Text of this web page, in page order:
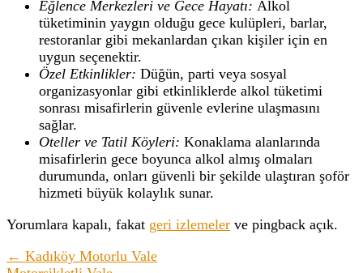
Eğlence Merkezleri ve Gece Hayatı: Alkol
tüketiminin yaygın olduğu gece kulüpleri, barlar,
restoranlar gibi mekanlardan çıkan kişiler için en
uygun seçenektir.
Özel Etkinlikler: Düğün, parti veya sosyal
organizasyonlar gibi etkinliklerde alkol tüketimi
sonrası misafirlerin güvenle evlerine ulaşmasını
sağlar.
Oteller ve Tatil Köyleri: Konaklama alanlarında
misafirlerin gece boyunca alkol almış olmaları
durumunda, onları güvenli bir şekilde ulaştıran şoför
hizmeti büyük kolaylık sunar.
Yorumlara kapalı, fakat geri izlemeler ve pingback açık.
← Kadıköy Motorlu Vale